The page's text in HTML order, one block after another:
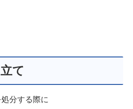
て
分する際に